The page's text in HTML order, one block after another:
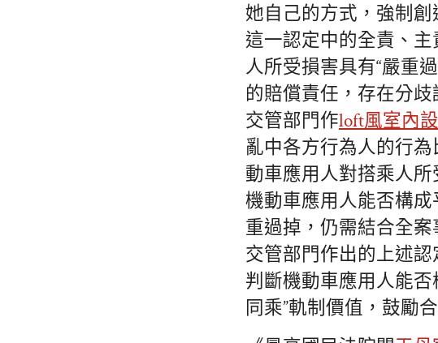
她自己的方式，強制
這一認定中的全責、
人所受損害具有“嚴重
的賠償責任，存在分歧
交管部門作loft風室內
亂中各方行為人的行為
動車應用人對搭乘人
機動車應用人能否構
重過掉，仍需結合全案
交管部門作出的上述
判斷機動車應用人能否
同乘”軌制價值，鼓勵